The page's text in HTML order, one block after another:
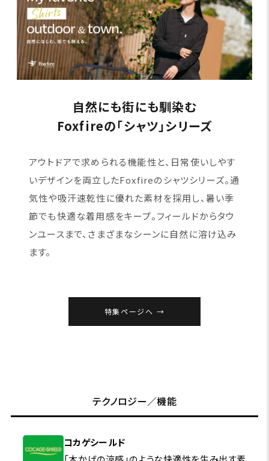
自然にも街にも馴染む
Foxfireの「シャツ」シリーズ
アウトドアで求められる機能性と、日常使いしやす
いデザインを両立したFoxfireのシャツシリーズ。通
気性や吸汗速乾性に優れた素材を採用し、暑い季
節でも快適な着用感をキープ。フィールドからタウ
ンユースまで、さまざまなシーンに自然に溶け込み
ます。
特集ページへ
テクノロジー／機能
コカゲシールド